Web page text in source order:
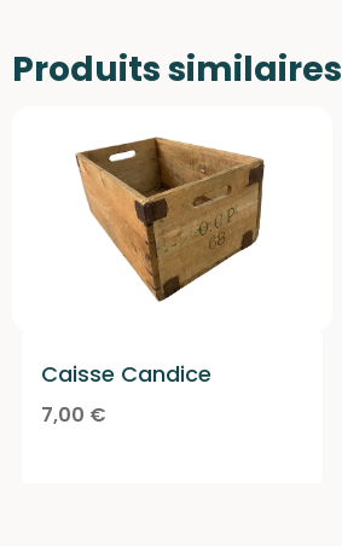
Produits similaires
Caisse Candice
7,00 €